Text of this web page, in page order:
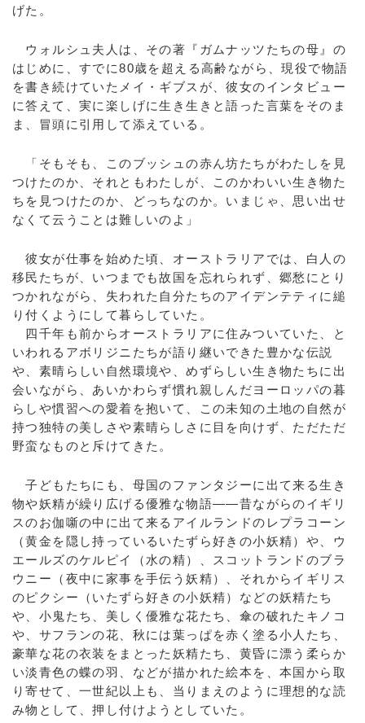
げた。
ウォルシュ夫人は、その著『ガムナッツたちの母』の
はじめに、すでに80歳を超える高齢ながら、現役で物語
を書き続けていたメイ・ギブスが、彼女のインタビュー
に答えて、実に楽しげに生き生きと語った言葉をそのま
ま、冒頭に引用して添えている。
「そもそも、このブッシュの赤ん坊たちがわたしを見
つけたのか、それともわたしが、このかわいい生き物た
ちを見つけたのか、どっちなのか。いまじゃ、思い出せ
なくて云うことは難しいのよ」
彼女が仕事を始めた頃、オーストラリアでは、白人の
移民たちが、いつまでも故国を忘れられず、郷愁にとり
つかれながら、失われた自分たちのアイデンテティに縋
り付くようにして暮らしていた。
四千年も前からオーストラリアに住みついていた、と
いわれるアボリジニたちが語り継いできた豊かな伝説
や、素晴らしい自然環境や、めずらしい生き物たちに出
会いながら、あいかわらず慣れ親しんだヨーロッパの暮
らしや慣習への愛着を抱いて、この未知の土地の自然が
持つ独特の美しさや素晴らしさに目を向けず、ただただ
野蛮なものと斥けてきた。
子どもたちにも、母国のファンタジーに出て来る生き
物や妖精が繰り広げる優雅な物語――昔ながらのイギリ
スのお伽噺の中に出て来るアイルランドのレプラコーン
（黄金を隠し持っているいたずら好きの小妖精）や、ウ
エールズのケルピイ（水の精）、スコットランドのブラ
ウニー（夜中に家事を手伝う妖精）、それからイギリス
のピクシー（いたずら好きの小妖精）などの妖精たち
や、小鬼たち、美しく優雅な花たち、傘の破れたキノコ
や、サフランの花、秋には葉っぱを赤く塗る小人たち、
豪華な花の衣装をまとった妖精たち、黄昏に漂う柔らか
い淡青色の蝶の羽、などが描かれた絵本を、本国から取
り寄せて、一世紀以上も、当りまえのように理想的な読
み物として、押し付けようとしていた。